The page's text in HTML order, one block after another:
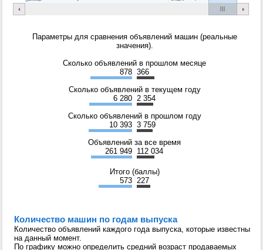
Параметры для сравнения объявлений машин (реальные
значения).
Сколько объявлений в прошлом месяце
878 366
Сколько объявлений в текущем году
6 280 2 354
Сколько объявлений в прошлом году
10 393 3 759
Объявлений за все время
261 949 112 034
Итого (баллы)
573 227
Количество машин по годам выпуска
Количество объявлений каждого года выпуска, которые известны
на данный момент.
По графику можно определить средний возраст продаваемых